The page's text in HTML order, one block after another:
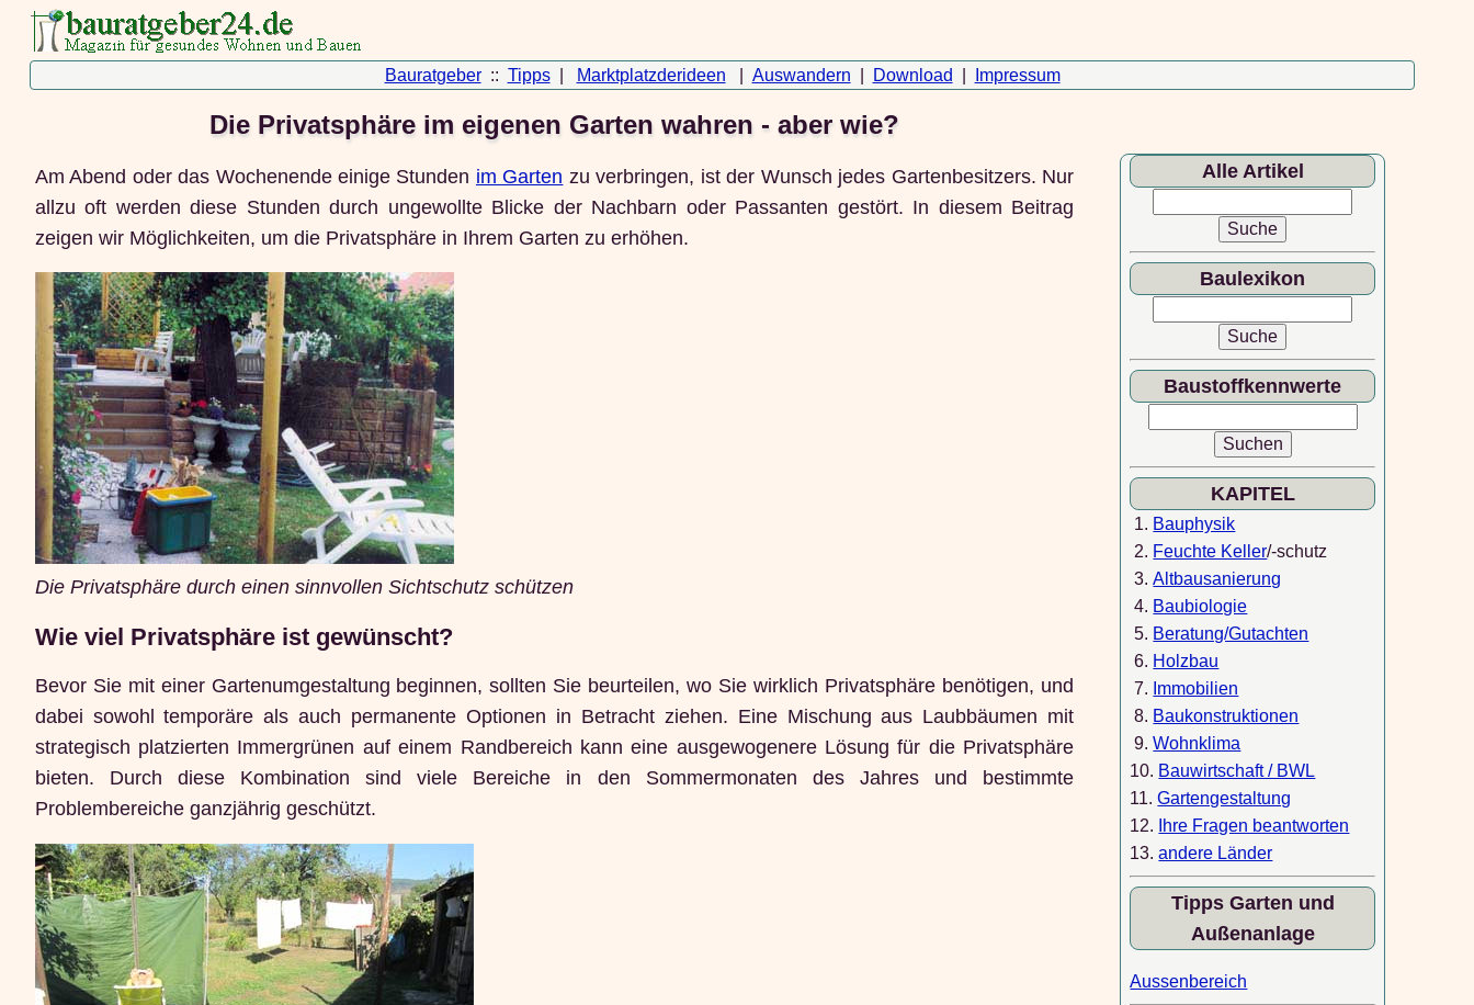
Bauratgeber:: Tipps| Marktplatzderideen Auswandern Download Impressum
Die Privatsphäre im eigenen Garten wahren - aber wie?
Am Abend oder das Wochenende einige Stunden im Garten zu verbringen, ist der Wunsch jedes Gartenbesitzers. Nur
allzu oft werden diese Stunden durch ungewollte Blicke der Nachbarn oder Passanten gestört. In diesem Beitrag
zeigen wir Möglichkeiten, um die Privatsphäre in Ihrem Garten zu erhöhen.
Die Privatsphäre durch einen sinnvollen Sichtschutz schützen
Wie viel Privatsphäre ist gewünscht?
Bevor Sie mit einer Gartenumgestaltung beginnen, sollten Sie beurteilen, wo Sie wirklich Privatsphäre benötigen, und
dabei sowohl temporäre als auch permanente Optionen in Betracht ziehen. Eine Mischung aus Laubbäumen mit
strategisch platzierten Immergrünen auf einem Randbereich kann eine ausgewogenere Lösung für die Privatsphäre
bieten. Durch diese Kombination sind viele Bereiche in den Sommermonaten des Jahres und bestimmte
Problembereiche ganzjährig geschützt.
Alle Artikel
Baulexikon
Baustoffkennwerte
KAPITEL
1. Bauphysik
2. Feuchte Keller/-schutz
3.Altbausanierung
4. Baubiologie
5. Beratung/Gutachten
6. Holzbau
7. Immobilien
8. Baukonstruktionen
9.Wohnklima
10. Bauwirtschaft / BWL
11.Gartengestaltung
12.
Ihre Fragen beantworten
13.andere Länder
Tipps Garten und
Außenanlage
Aussenbereich